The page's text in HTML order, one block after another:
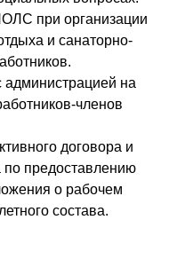
при организации
и санаторно-
администрацией на
членов
договора и
по предоставлению
о рабочем
состава.